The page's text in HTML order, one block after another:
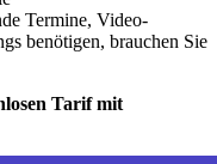
Termine, Video-
benötigen, brauchen Sie
Tarif mit